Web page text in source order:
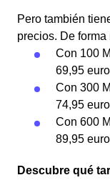
Pero también
precios. De
Con 100
69,95
Con 300
74,95
Con 600
89,95
Descubre qué